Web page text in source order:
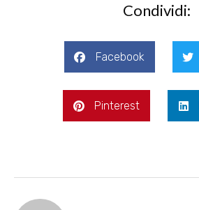
Condividi:
Facebook
Pinterest